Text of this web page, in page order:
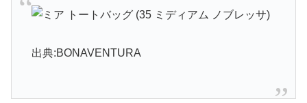
出典:BONAVENTURA